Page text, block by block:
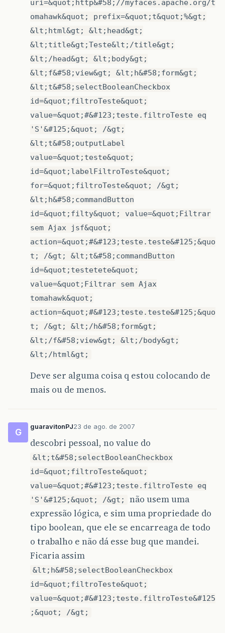
uri=&quot;http&#58;//myfaces.apache.org/t
omahawk&quot; prefix=&quot;t&quot;%&gt;
&lt;html&gt; &lt;head&gt;
&lt;title&gt;Teste&lt;/title&gt;
&lt;/head&gt; &lt;body&gt;
&lt;f&#58;view&gt; &lt;h&#58;form&gt;
&lt;t&#58;selectBooleanCheckbox
id=&quot;filtroTeste&quot;
value=&quot;#&#123;teste.filtroTeste eq
'S'&#125;&quot; /&gt;
&lt;t&#58;outputLabel
value=&quot;teste&quot;
id=&quot;labelFiltroTeste&quot;
for=&quot;filtroTeste&quot; /&gt;
&lt;h&#58;commandButton
id=&quot;filty&quot; value=&quot;Filtrar
sem Ajax jsf&quot;
action=&quot;#&#123;teste.teste&#125;&quo
t; /&gt; &lt;t&#58;commandButton
id=&quot;testetete&quot;
value=&quot;Filtrar sem Ajax
tomahawk&quot;
action=&quot;#&#123;teste.teste&#125;&quo
t; /&gt; &lt;/h&#58;form&gt;
&lt;/f&#58;view&gt; &lt;/body&gt;
&lt;/html&gt;
Deve ser alguma coisa q estou colocando de
mais ou de menos.
G
guaravitonPJ23 de ago. de 2007
descobri pessoal, no value do
&lt;t&#58;selectBooleanCheckbox
id=&quot;filtroTeste&quot;
value=&quot;#&#123;teste.filtroTeste eq
'S'&#125;&quot; /&gt;
não usem uma
expressão lógica, e sim uma propriedade do
tipo boolean, que ele se encarreaga de todo
o trabalho e não dá esse bug que mandei.
Ficaria assim
&lt;h&#58;selectBooleanCheckbox
id=&quot;filtroTeste&quot;
value=&quot;#&#123;teste.filtroTeste&#125
;&quot; /&gt;